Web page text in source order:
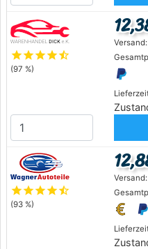
starstarstarstarstar_half
(97 %)
starstarstarstarstar_half
(93 %)